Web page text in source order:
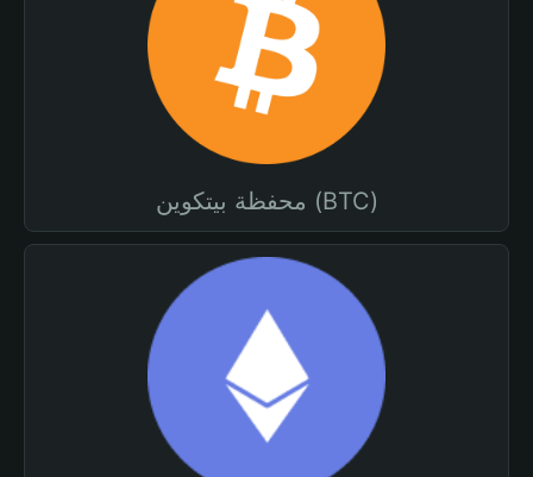
محفظة بيتكوين (BTC)